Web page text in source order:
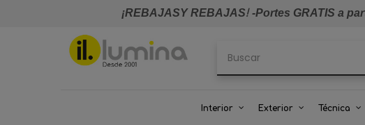
¡REBAJASY REBAJAS!-Portes GRATIS a
Interior Exterior Técnica